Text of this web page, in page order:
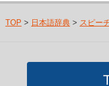
TOP > 日本語辞典> スピー